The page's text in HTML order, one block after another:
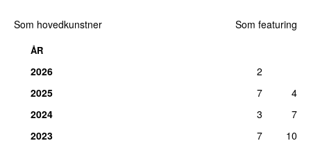
Som hovedkunstner Som featuring
ÅR
2026
2
2025
7
4
2024
3
7
2023
7
10